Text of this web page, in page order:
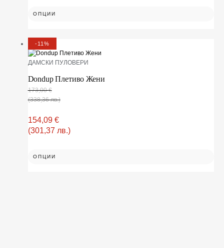
ОПЦИИ
-11%
ДАМСКИ ПУЛОВЕРИ
Dondup Плетиво Жени
173,00€
(338,36 лв.)
154,09 €
(301,37 лв.)
ОПЦИИ